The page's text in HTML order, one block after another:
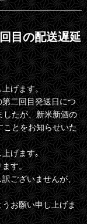
目の配送遅延
げます。
二回目発送日につ
したが、新米新酒の
ことをお知らせいた
げます｡
ます。
ございませんが、
お願い申し上げま